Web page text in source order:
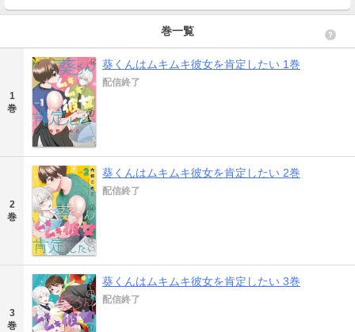
巻一覧
1
巻
葵くんはムキムキ彼女を肯定したい 1巻
配信終了
2
巻
葵くんはムキムキ彼女を肯定したい 2巻
配信終了
3
巻
葵くんはムキムキ彼女を肯定したい 3巻
配信終了